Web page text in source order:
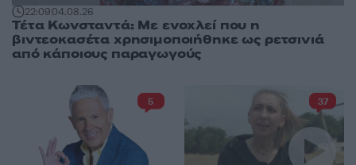
22:0904.08.26
Τέτα Κωνσταντά: Με ενοχλεί που η
βιντεοκασέτα χρησιμοποιήθηκε ως ρετσινιά
από κάποιους παραγωγούς
5 37